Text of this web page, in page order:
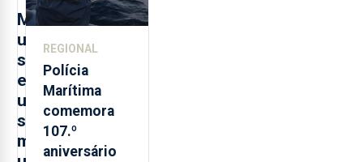
M
u
s
e
u
s
m
REGIONAL
Polícia
Marítima
comemora
107.º
aniversário